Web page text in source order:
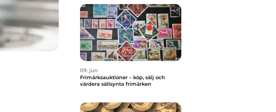
09. jun
Frimärksauktioner – köp, sälj och
värdera sällsynta frimärken